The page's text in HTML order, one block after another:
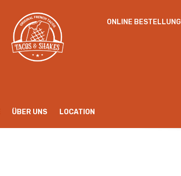
ONLINE BESTELLUNG
PASSWORT*
Passwort vergessen?
ÜBER UNS LOCATION